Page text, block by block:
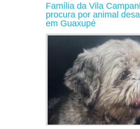
Família da Vila
procura por animal
em Guaxupé